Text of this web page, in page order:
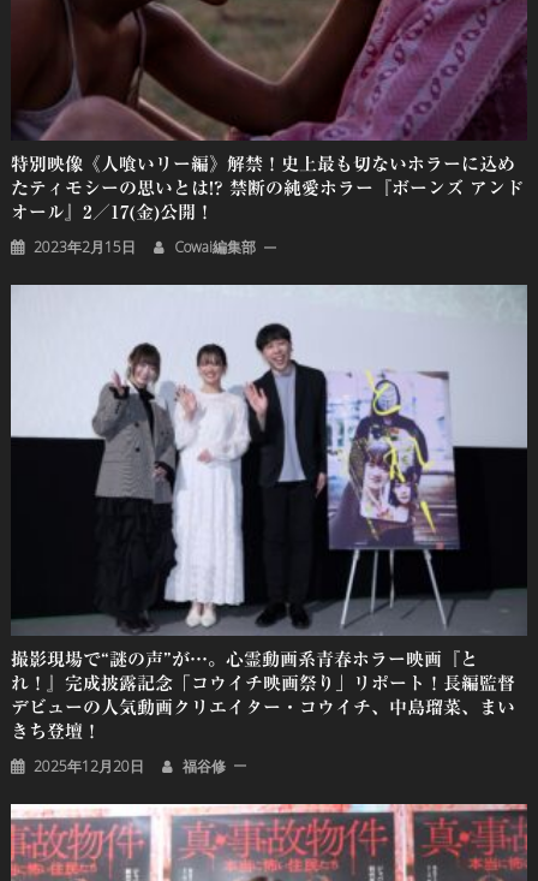
特別映像《⼈喰いリー編》解禁！史上最も切ないホラーに込め
たティモシーの思いとは!? 禁断の純愛ホラー『ボーンズ アンド
オール』2／17(金)公開！
2023年2月15日 Cowai編集部
撮影現場で“謎の声”が…。心霊動画系青春ホラー映画『と
れ！』完成披露記念「コウイチ映画祭り」リポート！長編監督
デビューの人気動画クリエイター・コウイチ、中島瑠菜、まい
きち登壇！
2025年12月20日 福谷修